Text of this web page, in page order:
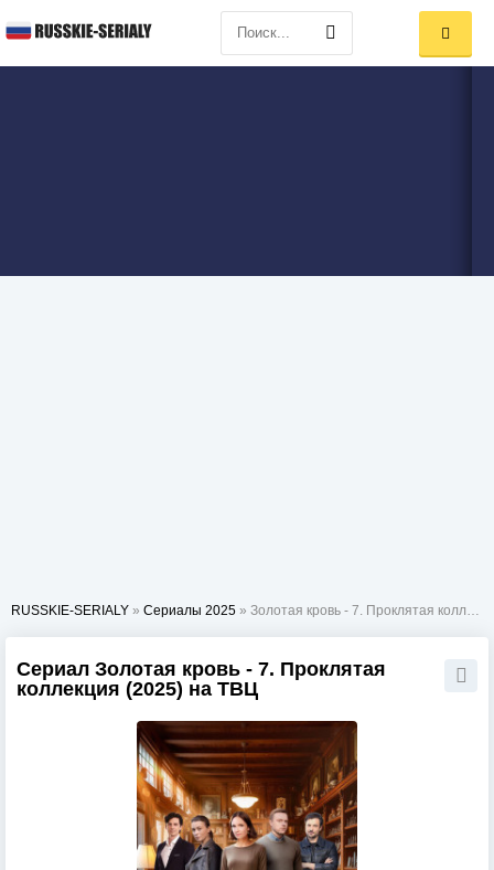
RUSSKIE-SERIALY » Сериалы 2025 » Золотая кровь - 7. Проклятая коллекция
Сериал Золотая кровь - 7. Проклятая
коллекция (2025) на ТВЦ